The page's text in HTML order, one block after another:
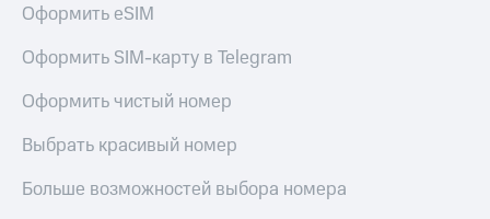
Оформить eSIM
Оформить SIM-карту в Telegram
Оформить чистый номер
Выбрать красивый номер
Больше возможностей выбора номера